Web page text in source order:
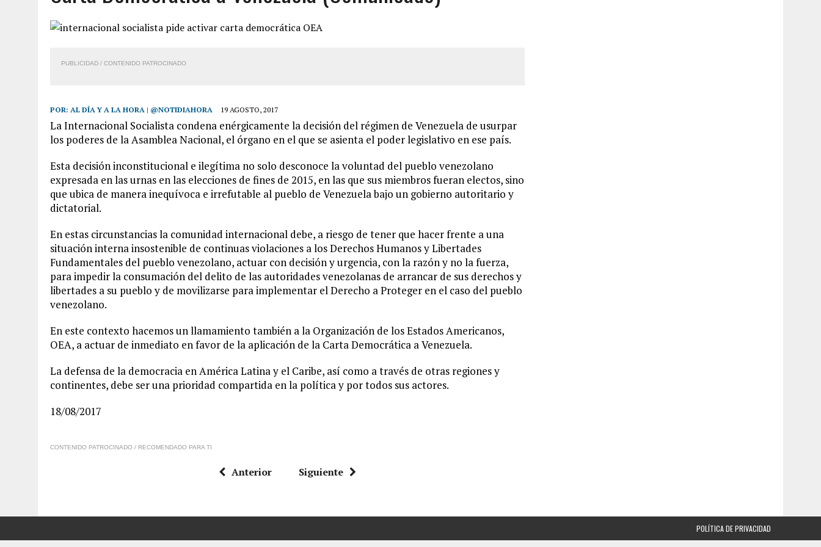
2 AGOSTO, 2026 | FALCÓN: MUJER ATACÓ CON UN CUCHILLO A SUS HIJOS, UNO PERDIÓ LA VIDA
6 AGOSTO, 2026 | MISTERIOSA MUERTE DE MODELO EN MONAGAS: HALLARON EL CUERPO DENTRO DE SU CASA
6 AGOSTO, 2026 | CONMOCIÓN EN COLORADO POR ASESINATO DE UNA ADOLESCENTE VENEZOLANA EN REUNIÓN CON AMIGOS
PUBLICIDAD / CONTENIDO PATROCINADO
POR: AL DÍA Y A LA HORA | @NOTIDIAHORA 19 AGOSTO, 2017
La Internacional Socialista condena enérgicamente la decisión del régimen de Venezuela de usurpar
los poderes de la Asamblea Nacional, el órgano en el que se asienta el poder legislativo en ese país.
Esta decisión inconstitucional e ilegítima no solo desconoce la voluntad del pueblo venezolano
expresada en las urnas en las elecciones de fines de 2015, en las que sus miembros fueran electos, sino
que ubica de manera inequívoca e irrefutable al pueblo de Venezuela bajo un gobierno autoritario y
dictatorial.
En estas circunstancias la comunidad internacional debe, a riesgo de tener que hacer frente a una
situación interna insostenible de continuas violaciones a los Derechos Humanos y Libertades
Fundamentales del pueblo venezolano, actuar con decisión y urgencia, con la razón y no la fuerza,
para impedir la consumación del delito de las autoridades venezolanas de arrancar de sus derechos y
libertades a su pueblo y de movilizarse para implementar el Derecho a Proteger en el caso del pueblo
venezolano.
En este contexto hacemos un llamamiento también a la Organización de los Estados Americanos,
OEA, a actuar de inmediato en favor de la aplicación de la Carta Democrática a Venezuela.
La defensa de la democracia en América Latina y el Caribe, así como a través de otras regiones y
continentes, debe ser una prioridad compartida en la política y por todos sus actores.
18/08/2017
CONTENIDO PATROCINADO / RECOMENDADO PARA TI
Anterior Siguiente
POLÍTICA DE PRIVACIDAD